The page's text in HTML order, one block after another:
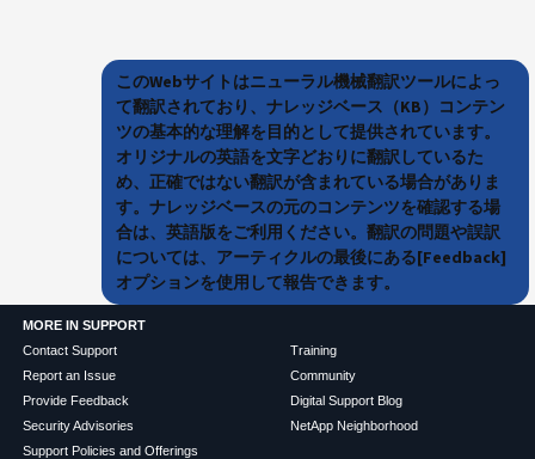
このWebサイトはニューラル機械翻訳ツールによっ
て翻訳されており、ナレッジベース（KB）コンテン
ツの基本的な理解を目的として提供されています。
オリジナルの英語を文字どおりに翻訳しているた
め、正確ではない翻訳が含まれている場合がありま
す。ナレッジベースの元のコンテンツを確認する場
合は、英語版をご利用ください。翻訳の問題や誤訳
については、アーティクルの最後にある[Feedback]
オプションを使用して報告できます。
MORE IN SUPPORT
Contact Support
Report an Issue
Provide Feedback
Security Advisories
Support Policies and Offerings
Training
Community
Digital Support Blog
NetApp Neighborhood